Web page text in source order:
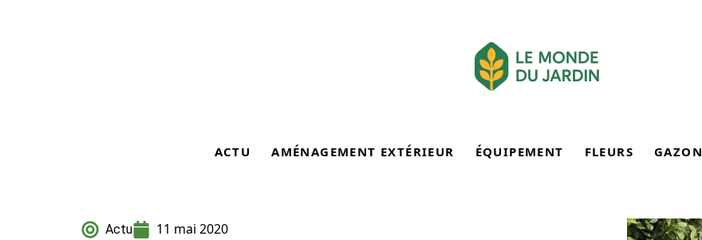
ACTU AMÉNAGEMENT EXTÉRIEUR ÉQUIPEMENT FLEURS GAZON
Actu 11 mai 2020